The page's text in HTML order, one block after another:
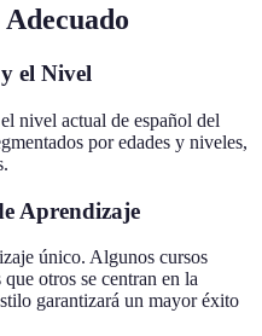
el Nivel
nivel actual de español del
por edades y niveles,
Aprendizaje
único. Algunos cursos
otros se centran en la
garantizará un mayor éxito